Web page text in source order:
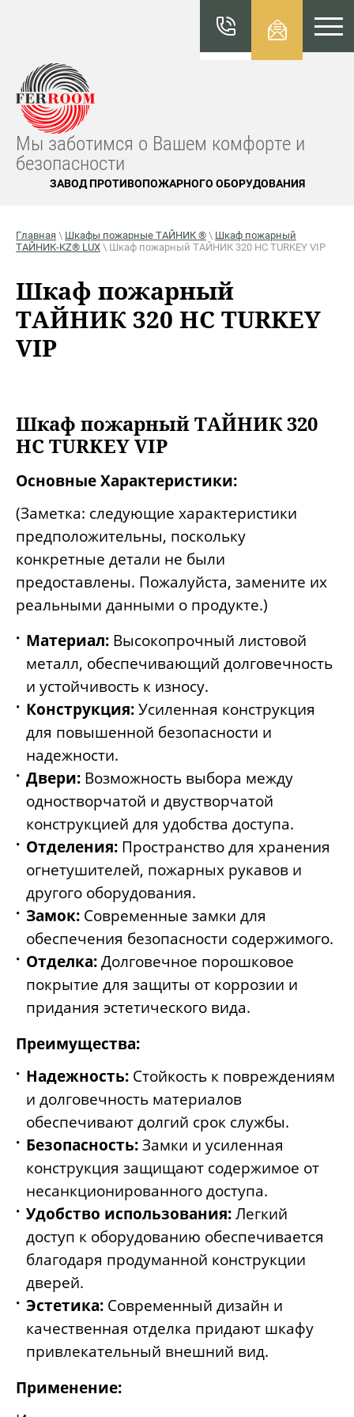
Г
FERROO
Мы заботимся о Вашем комфорте и
безопасности
ЗАВОД ПРОТИВОПОЖАРНОГО ОБОРУДОВАНИЯ
Главная \ Шкафы пожарные ТАЙНИК ® \ Шкаф пожарный
ТАЙНИК-KZ® LUX \ Шкаф пожарный ТАЙНИК 320 НС TURKEY VIP
Шкаф пожарный
ТАЙНИК 320 НС TURKEY
VIP
Шкаф пожарный ТАЙНИК 320
НС TURKEY VIP
Основные Характеристики:
(Заметка: следующие характеристики
предположительны, поскольку
конкретные детали не были
предоставлены. Пожалуйста, замените их
реальными данными о продукте.)
Материал:Высокопрочный листовой
металл, обеспечивающий долговечность
и устойчивость к износу.
Конструкция:Усиленная конструкция
для повышенной безопасности и
надежности.
Двери:Возможность выбора между
одностворчатой и двустворчатой
конструкцией для удобства доступа.
Отделения:Пространство для хранения
огнетушителей, пожарных рукавов и
другого оборудования.
Замок:Современные замки для
обеспечения безопасности содержимого.
Отделка:Долговечное порошковое
покрытие для защиты от коррозии и
придания эстетического вида.
Преимущества:
Надежность:Стойкость к повреждениям
и долговечность материалов
обеспечивают долгий срок службы.
Безопасность:Замки и усиленная
конструкция защищают содержимое от
несанкционированного доступа.
Удобство использования:Легкий
доступ к оборудованию обеспечивается
благодаря продуманной конструкции
дверей.
Эстетика:Современный дизайн и
качественная отделка придают шкафу
привлекательный внешний вид.
Применение: